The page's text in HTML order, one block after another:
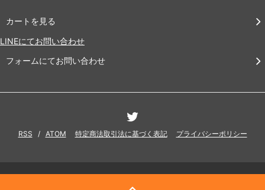
カートを見る
LINEにてお問い合わせ
フォームにてお問い合わせ
RSS / ATOM 特定商法取引法に基づく表記 プライバシーポリシー